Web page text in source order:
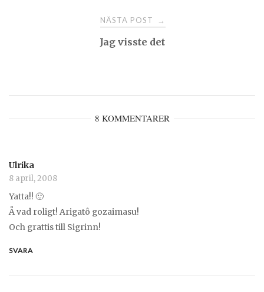
NÄSTA POST →
Jag visste det
8 KOMMENTARER
Ulrika
8 april, 2008
Yatta!! 🙂
Å vad roligt! Arigatô gozaimasu!
Och grattis till Sigrinn!
SVARA